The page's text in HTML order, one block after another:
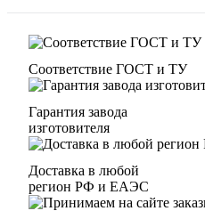
Соответствие ГОСТ и ТУ
Гарантия завода
изготовителя
Доставка в любой
регион РФ и ЕАЭС